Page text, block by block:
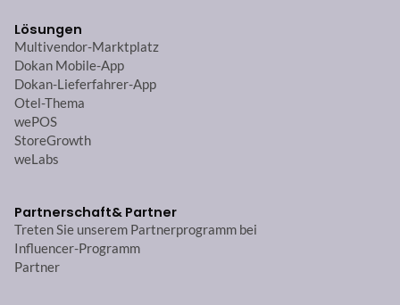
Lösungen
Multivendor-Marktplatz
Dokan Mobile-App
Dokan-Lieferfahrer-App
Otel-Thema
wePOS
StoreGrowth
weLabs
Partnerschaft& Partner
Treten Sie unserem Partnerprogramm bei
Influencer-Programm
Partner